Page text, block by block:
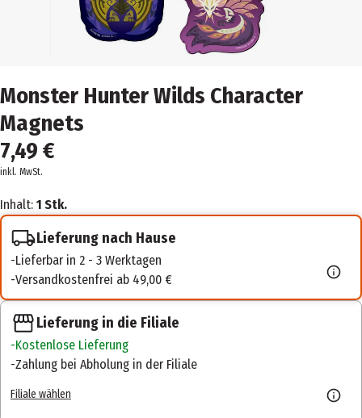
Monster Hunter Wilds Character
Magnets
7,49 €
inkl. MwSt.
Inhalt: 1 Stk.
Lieferung nach Hause
Lieferbar in 2 - 3 Werktagen
Versandkostenfrei ab 49,00 €
Lieferung in die Filiale
Kostenlose Lieferung
Zahlung bei Abholung in der Filiale
Filiale wählen